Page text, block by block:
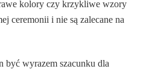
kolory czy krzykliwe wzory
ceremonii i nie są zalecane na
być wyrazem szacunku dla